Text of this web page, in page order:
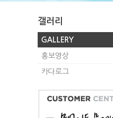
갤러리
GALLERY
홍보영상
카다로그